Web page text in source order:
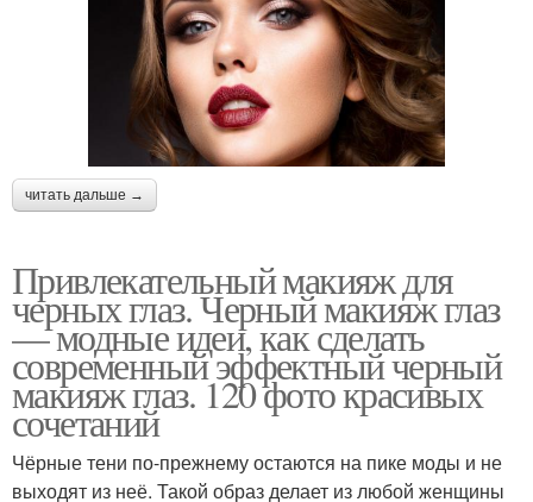
читать дальше →
Привлекательный макияж для
черных глаз. Черный макияж глаз
— модные идеи, как сделать
современный эффектный черный
макияж глаз. 120 фото красивых
сочетаний
Чёрные тени по-прежнему остаются на пике моды и не
выходят из неё. Такой образ делает из любой женщины